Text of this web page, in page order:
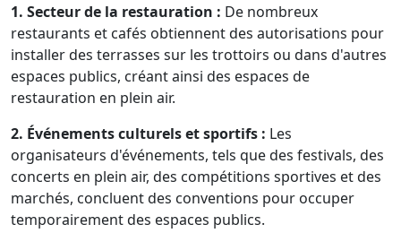
1. Secteur de la restauration : De nombreux
restaurants et cafés obtiennent des autorisations pour
installer des terrasses sur les trottoirs ou dans d'autres
espaces publics, créant ainsi des espaces de
restauration en plein air.
2. Événements culturels et sportifs : Les
organisateurs d'événements, tels que des festivals, des
concerts en plein air, des compétitions sportives et des
marchés, concluent des conventions pour occuper
temporairement des espaces publics.